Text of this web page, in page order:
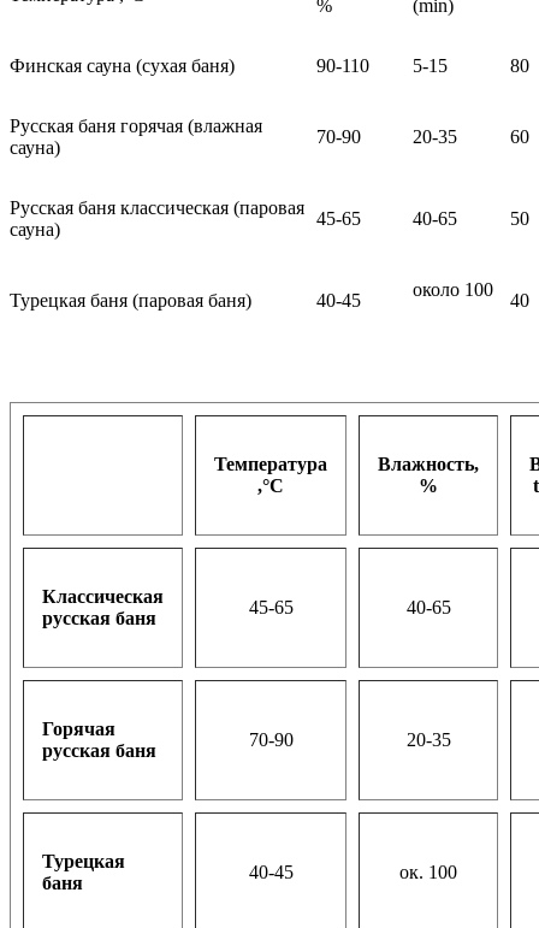
% (min)
Финская сауна (сухая баня) 90-110 5-15 80
Русская баня горячая (влажная
сауна)
70-90 20-35 60
Русская баня классическая (паровая
сауна)
45-65 40-65 50
Турецкая баня (паровая баня) 40-45
около 100
40
Температура
,°С
Влажность,
%
Классическая
русская баня
45-65 40-65
Горячая
русская баня
70-90 20-35
Турецкая
баня
40-45 ок. 100